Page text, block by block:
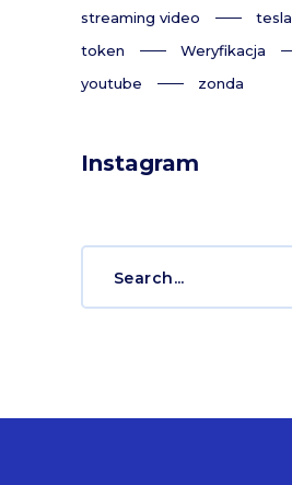
streaming video
tesla
token
Weryfikacja
youtube
zonda
Instagram